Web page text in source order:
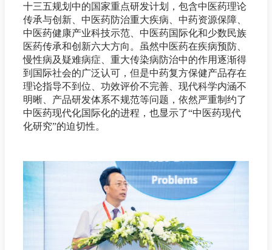
十三五规划中的国家重点研发计划，包含中医药理论
传承与创新、中医药防治重大疾病、中药资源保障、
中医药健康产业科技示范、中医药国际化和少数民族
医药传承和创新六大方向。虽然中医药在疾病预防、
慢性病及疑难病症、重大传染病防治中的作用逐渐得
到国际社会的广泛认可，但是中药复方保健产品存在
理论指导不到位、功效评价不完善、现代科学内涵不
明晰、产品研发体系不规范等问题，依然严重制约了
中医药现代化国际化的进程，也显示了“中医药现代
化研究”的迫切性。